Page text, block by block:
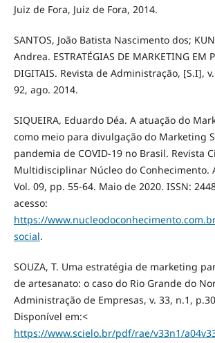
Juiz de Fora, Juiz de Fora, 2014.
SANTOS, João Batista Nascimento dos;
Andrea. ESTRATÉGIAS DE MARKETING EM
DIGITAIS. Revista de Administração, [S.I],
92, ago. 2014.
SIQUEIRA, Eduardo Déa. A atuação do
como meio para divulgação do Marketing
pandemia de COVID-19 no Brasil. Revista
Multidisciplinar Núcleo do Conhecimento.
Vol. 09, pp. 55-64. Maio de 2020. ISSN:
acesso:
https://
social.
SOUZA, T. Uma estratégia de marketing
de artesanato: o caso do Rio Grande do
Administração de Empresas, v. 33, n.1,
Disponível em:<
https://www.scielo.br/pdf/rae/v33n1/